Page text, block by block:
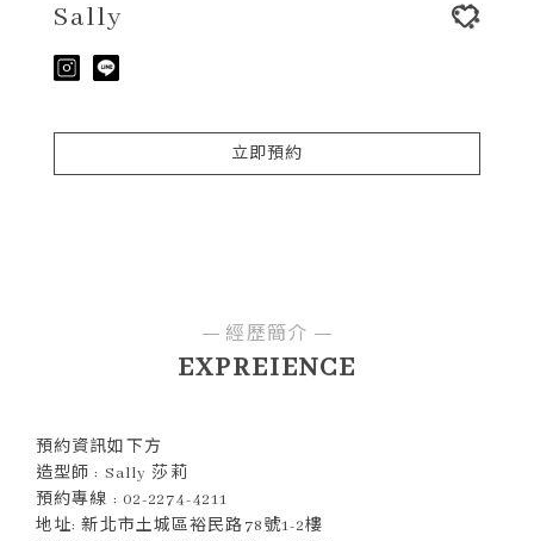
Sally
立即預約
EXPREIENCE
經歷簡介
預約資訊如下方
造型師 : Sally 莎莉
預約專線 : 02-2274-4211
地址: 新北市土城區裕民路78號1-2樓